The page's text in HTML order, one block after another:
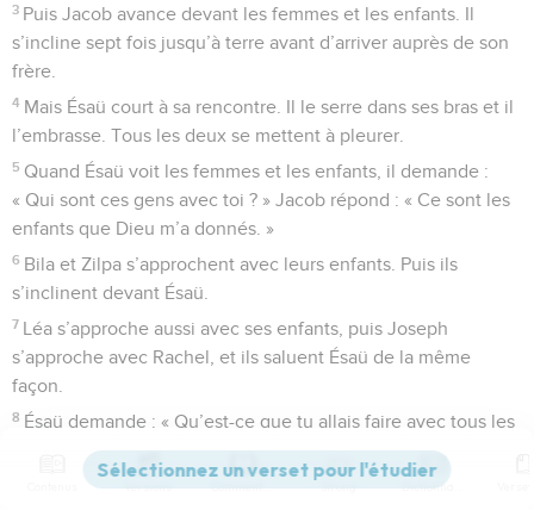
3 Puis Jacob avance devant les femmes et les enfants. Il
s’incline sept fois jusqu’à terre avant d’arriver auprès de son
frère.
4 Mais Ésaü court à sa rencontre. Il le serre dans ses bras et il
l’embrasse. Tous les deux se mettent à pleurer.
5 Quand Ésaü voit les femmes et les enfants, il demande :
« Qui sont ces gens avec toi ? » Jacob répond : « Ce sont les
enfants que Dieu m’a donnés. »
6 Bila et Zilpa s’approchent avec leurs enfants. Puis ils
s’inclinent devant Ésaü.
7 Léa s’approche aussi avec ses enfants, puis Joseph
s’approche avec Rachel, et ils saluent Ésaü de la même
façon.
8 Ésaü demande : « Qu’est-ce que tu allais faire avec tous les
troupeaux que j’ai rencontrés ? » Jacob répond : « Mon
maître, je voulais que tu te montres bon envers moi. »
Versions Commentaires Strong